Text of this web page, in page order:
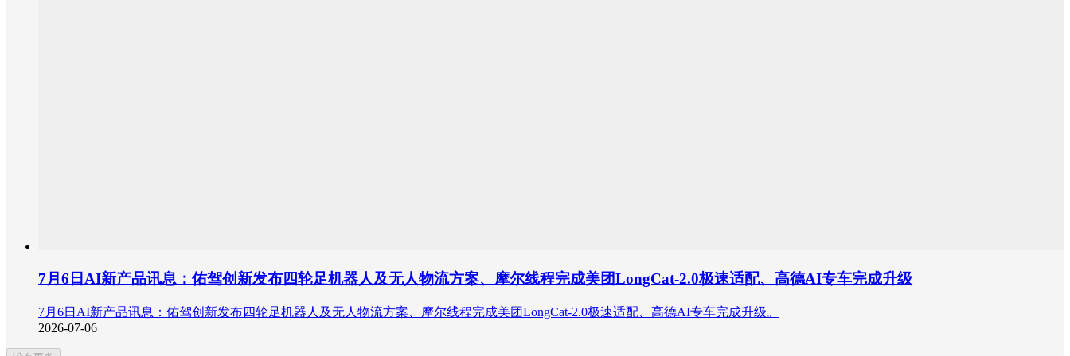
7月6日AI新产品讯息：佑驾创新发布四轮足机器人及无人物流方案、摩尔线程完成美团LongCat-2.0极速适配、高德AI专车完成升级
7月6日AI新产品讯息：佑驾创新发布四轮足机器人及无人物流方案、摩尔线程完成美团LongCat-2.0极速适配、高德AI专车完成升级。
2026-07-06